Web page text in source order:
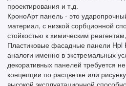
проектирования и т.д.
КроноАрт панель - это
материал, с низкой сорбционной
стойкостью к химическим
Пластиковые фасадные панели Hpl
аналоги именно в экстремальных
декоративных панелей требуется не
концепции по расцветке или
высокой эксплуатационной